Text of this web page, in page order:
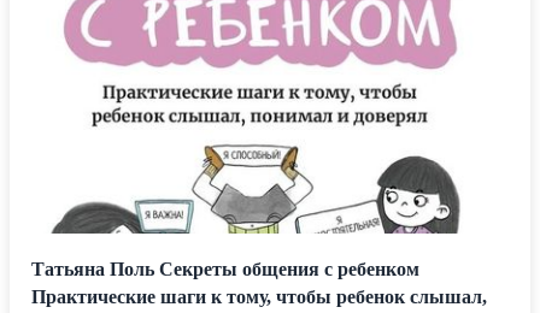
Татьяна Поль Секреты общения с ребенком
Практические шаги к тому, чтобы ребенок слышал,